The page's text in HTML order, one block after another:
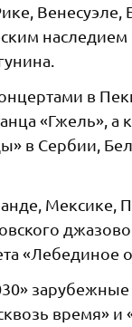
Венесуэле,
наследием
в
«Гжель», а
в Сербии,
Мексике,
«Лебединое
время» и